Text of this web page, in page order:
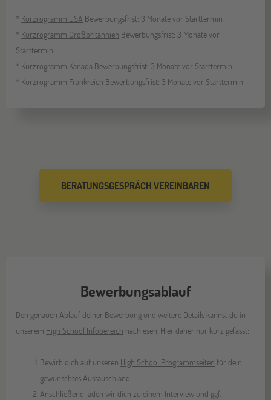
* Kurzrogramm USA Bewerbungsfrist: 3 Monate vor Starttermin
* Kurzrogramm Großbritannien Bewerbungsfrist: 3 Monate vor
Starttermin
* Kurzrogramm Kanada Bewerbungsfrist: 3 Monate vor Starttermin
* Kurzrogramm Frankreich Bewerbungsfrist: 3 Monate vor Starttermin
BERATUNGSGESPRÄCH VEREINBAREN
Bewerbungsablauf
Den genauen Ablauf deiner Bewerbung und weitere Details kannst du in
unserem High School Infobereich nachlesen. Hier daher nur kurz gefasst:
Bewirb dich auf unseren High School Programmseiten für dein
gewünschtes Austauschland.
Anschließend laden wir dich zu einem Interview und ggf.